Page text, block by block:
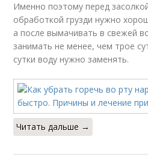
Именно поэтому перед
обработкой грузди нужно
а после вымачивать в свежей
занимать не менее, чем трое
сутки воду нужно заменять.
Читать дальше →